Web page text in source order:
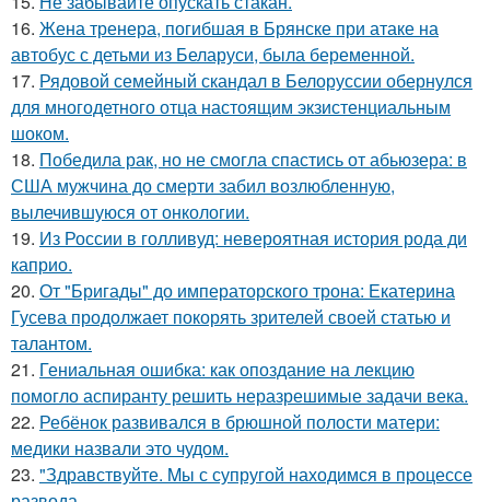
16. Жена тренера, погибшая в Брянске при атаке на
автобус с детьми из Беларуси, была беременной.
17. Рядовой семейный скандал в Белоруссии обернулся
для многодетного отца настоящим экзистенциальным
шоком.
18. Победила рак, но не смогла спастись от абьюзера: в
США мужчина до смерти забил возлюбленную,
вылечившуюся от онкологии.
19. Из России в голливуд: невероятная история рода ди
каприо.
20. От "Бригады" до императорского трона: Екатерина
Гусева продолжает покорять зрителей своей статью и
талантом.
21. Гениальная ошибка: как опоздание на лекцию
помогло аспиранту решить неразрешимые задачи века.
22. Ребёнок развивался в брюшной полости матери:
медики назвали это чудом.
23. "Здравствуйте. Mы с супругой находимся в процессе